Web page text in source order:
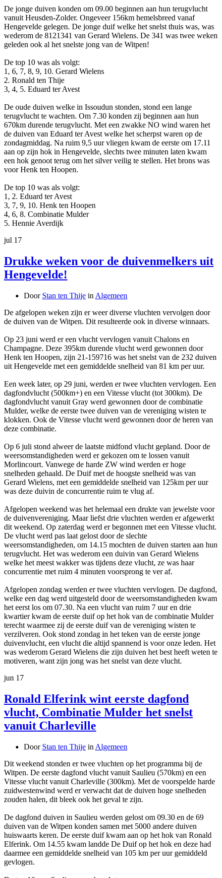
De jonge duiven konden om 09.00 beginnen aan hun terugvlucht
vanuit Heusden-Zolder. Ongeveer 156km hemelsbreed vanaf
Hengevelde gelegen. De jonge duif welke het snelst thuis was, was
wederom de 8121341 van Gerard Wielens. De 341 was twee weken
geleden ook al het snelste jong van de Witpen!
De top 10 was als volgt:
1, 6, 7, 8, 9, 10. Gerard Wielens
2. Ronald ten Thije
3, 4, 5. Eduard ter Avest
De oude duiven welke in Issoudun stonden, stond een lange
terugvlucht te wachten. Om 7.30 konden zij beginnen aan hun
670km durende terugvlucht. Met een zwakke NO wind waren het
de duiven van Eduard ter Avest welke het scherpst waren op de
zondagmiddag. Na ruim 9,5 uur vliegen kwam de eerste om 17.11
aan op zijn hok in Hengevelde, slechts twee minuten laten kwam
een hok genoot terug om het silver veilig te stellen. Het brons was
voor Henk ten Hoopen.
De top 10 was als volgt:
1, 2. Eduard ter Avest
3, 7, 9, 10. Henk ten Hoopen
4, 6, 8. Combinatie Mulder
5. Hennie Averdijk
jul 17
Drukke weken voor de duivenmelkers uit
Hengevelde!
Door Stan ten Thije in Algemeen
De afgelopen weken zijn er weer diverse vluchten vervolgen door
de duiven van de Witpen. Dit resulteerde ook in diverse winnaars.
Op 23 juni werd er een vlucht vervlogen vanuit Chalons en
Champagne. Deze 395km durende vlucht werd gewonnen door
Henk ten Hoopen, zijn 21-159716 was het snelst van de 232 duiven
uit Hengevelde met een gemiddelde snelheid van 81 km per uur.
Een week later, op 29 juni, werden er twee vluchten vervlogen. Een
dagfondvlucht (500km+) en een Vitesse vlucht (tot 300km). De
dagfondvlucht vanuit Gray werd gewonnen door de combinatie
Mulder, welke de eerste twee duiven van de vereniging wisten te
klokken. Ook de Vitesse vlucht werd gewonnen door de heren van
deze combinatie.
Op 6 juli stond alweer de laatste midfond vlucht gepland. Door de
weersomstandigheden werd er gekozen om te lossen vanuit
Morlincourt. Vanwege de harde ZW wind werden er hoge
snelheden gehaald. De Duif met de hoogste snelheid was van
Gerard Wielens, met een gemiddelde snelheid van 125km per uur
was deze duivin de concurrentie ruim te vlug af.
Afgelopen weekend was het helemaal een drukte van jewelste voor
de duivenvereniging. Maar liefst drie vluchten werden er afgewerkt
dit weekend. Op zaterdag werd er begonnen met een Vitesse vlucht.
De vlucht werd pas laat gelost door de slechte
weersomstandigheden, om 14.15 mochten de duiven starten aan hun
terugvlucht. Het was wederom een duivin van Gerard Wielens
welke het meest wakker was tijdens deze vlucht, ze was haar
concurrentie met ruim 4 minuten voorsprong te ver af.
Afgelopen zondag werden er twee vluchten vervlogen. De dagfond,
welke een dag werd uitgesteld door de weersomstandigheden kwam
het eerst los om 07.30. Na een vlucht van ruim 7 uur en drie
kwartier kwam de eerste duif op het hok van de combinatie Mulder
terecht waarmee zij de eerste duif van de vereniging wisten te
verzilveren. Ook stond zondag in het teken van de eerste jonge
duivenvlucht, een vlucht die altijd spannend is voor onze leden. Het
was wederom Gerard Wielens die zijn duiven het best heeft weten te
motiveren, want zijn jong was het snelst van deze vlucht.
jun 17
Ronald Elferink wint eerste dagfond
vlucht, Combinatie Mulder het snelst
vanuit Charleville
Door Stan ten Thije in Algemeen
Dit weekend stonden er twee vluchten op het programma bij de
Witpen. De eerste dagfond vlucht vanuit Saulieu (570km) en een
Vitesse vlucht vanuit Charleville (300km). Met de voorspelde harde
zuidwestenwind werd er verwacht dat de duiven hoge snelheden
zouden halen, dit bleek ook het geval te zijn.
De dagfond duiven in Saulieu werden gelost om 09.30 en de 69
duiven van de Witpen konden samen met 5000 andere duiven
huiswaarts keren. De eerste duif kwam aan op het hok van Ronald
Elferink. Om 14.55 kwam landde De Duif op het hok en deze had
daarmee een gemiddelde snelheid van 105 km per uur gemiddeld
gevlogen.